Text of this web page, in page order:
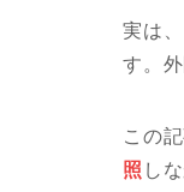
実は
す。
この
照 し